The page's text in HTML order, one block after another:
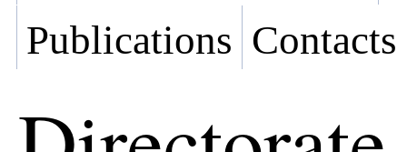
Publications Contacts